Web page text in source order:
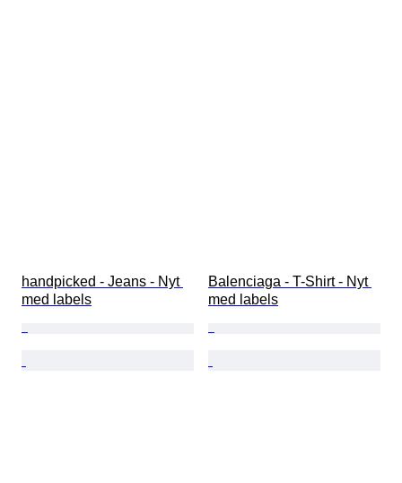
handpicked - Jeans - Nyt
med labels
Balenciaga - T-Shirt - Nyt
med labels